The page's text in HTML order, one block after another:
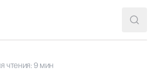
театр оперы и балета
чтения: 9 мин